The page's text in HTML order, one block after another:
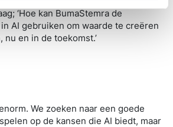
‘Hoe kan BumaStemra de
AI gebruiken om waarde te creëren
nu en in de toekomst.’
We zoeken naar een goede
op de kansen die AI biedt, maar